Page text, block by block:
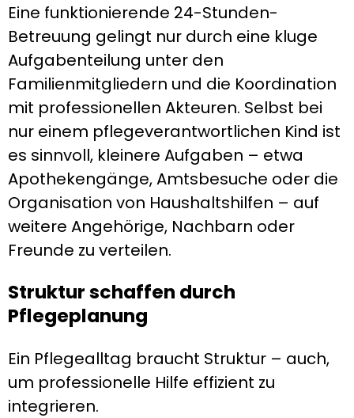
Eine funktionierende 24-Stunden-
Betreuung gelingt nur durch eine kluge
Aufgabenteilung unter den
Familienmitgliedern und die Koordination
mit professionellen Akteuren. Selbst bei
nur einem pflegeverantwortlichen Kind ist
es sinnvoll, kleinere Aufgaben – etwa
Apothekengänge, Amtsbesuche oder die
Organisation von Haushaltshilfen – auf
weitere Angehörige, Nachbarn oder
Freunde zu verteilen.
Struktur schaffen durch
Pflegeplanung
Ein Pflegealltag braucht Struktur – auch,
um professionelle Hilfe effizient zu
integrieren.